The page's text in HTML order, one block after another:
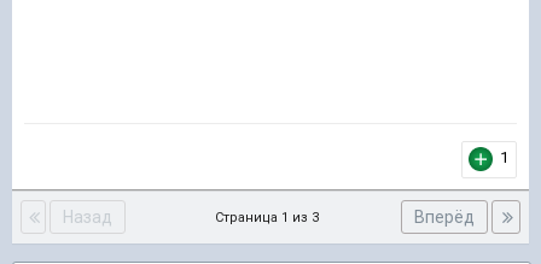
1
Назад Вперёд
Страница 1 из 3